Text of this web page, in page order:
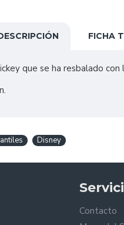
FICHA
que se ha resbalado
Disney
Contacto